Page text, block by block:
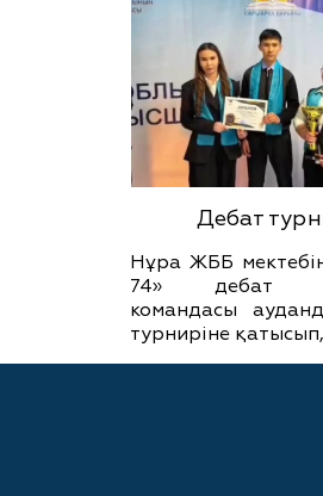
Дебат
Нұра ЖББ
74» дебат
командасы
турниріне